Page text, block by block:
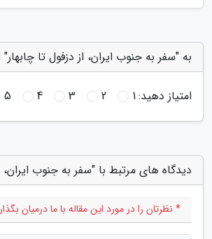
به "سفر به جنوب ایران، از دزفول تا چابهار"
امتیاز دهید:1
2
3
4
5
دیدگاه های مرتبط با "سفر به جنوب ایران،
* نظرتان را در مورد این مقاله با ما درمیان